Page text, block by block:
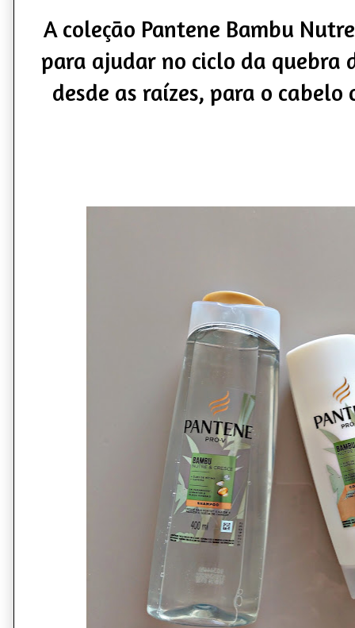
A coleção Pantene Bambu
para ajudar no ciclo da quebra
desde as raízes, para o cabelo